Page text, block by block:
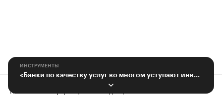
ИНСТРУМЕНТЫ
«Банки по качеству услуг во многом уступают инвестиционным компаниям»
Контактная информация